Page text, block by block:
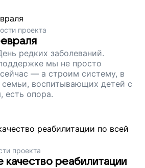
проекта
редких заболеваний.
мы не просто
— а строим систему, в
воспитывающих детей с
есть опора.
проекта
реабилитации